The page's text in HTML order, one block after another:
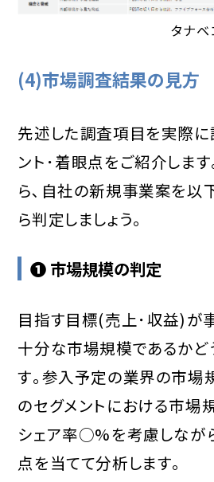
タナベ
(4)市場調査結果の見方
先述した調査項目を実際に
ント･着眼点をご紹介しま
ら､自社の新規事業案を以
ら判定しましょう｡
❶ 市場規模の判定
目指す目標(売上･収益)が
十分な市場規模であるかど
す｡参入予定の業界の市場
のセグメントにおける市場
シェア率○%を考慮しなが
点を当てて分析します｡